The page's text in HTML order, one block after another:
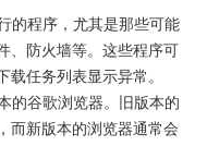
的程序，尤其是那些可能
、防火墙等。这些程序可
任务列表显示异常。
的谷歌浏览器。旧版本的
而新版本的浏览器通常会